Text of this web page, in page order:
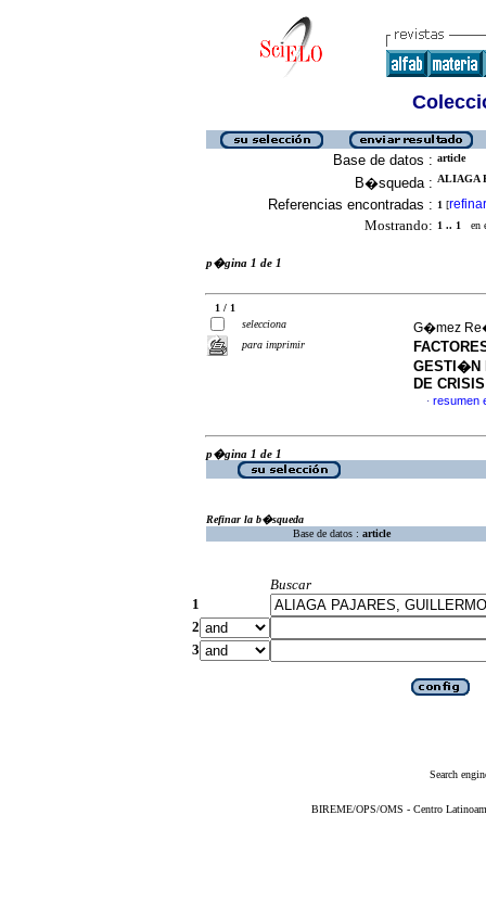
Base de datos : article
B�squeda : ALIAGA
Referencias encontradas : 1 [refinar
Mostrando: 1 .. 1 en
p�gina 1 de 1
1 / 1
selecciona
para imprimir
G�mez
GESTI�N
DE CRISIS
· resumen
p�gina 1 de 1
Refinar la b�squeda
Base de datos : article
Buscar
1
2
3
Search
BIREME/OPS/OMS - Centro